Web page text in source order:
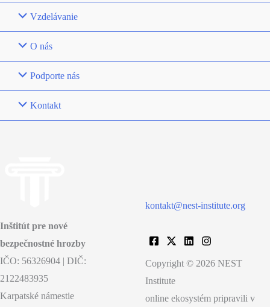
Vzdelávanie
O nás
Podporte nás
Kontakt
Inštitút pre nové
bezpečnostné hrozby
IČO: 56326904 | DIČ:
2122483935
Karpatské námestie
kontakt@nest-institute.org
Copyright © 2026 NEST
Institute
online ekosystém pripravili v